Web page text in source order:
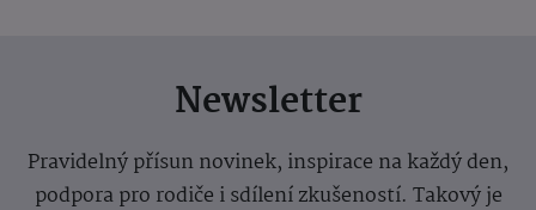
Newsletter
Pravidelný přísun novinek, inspirace na každý den,
podpora pro rodiče i sdílení zkušeností. Takový je